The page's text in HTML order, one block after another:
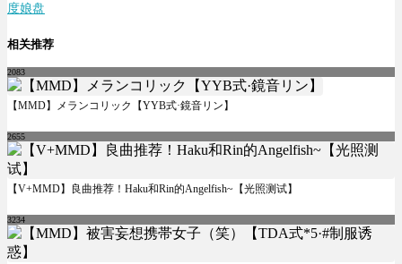
度娘盘
相关推荐
2083
【MMD】メランコリック【YYB式·鏡音リン】
2655
【V+MMD】良曲推荐！Haku和Rin的Angelfish~【光照测试】
3234